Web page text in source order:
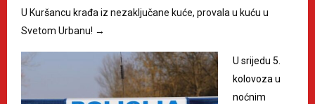
U Kuršancu krađa iz nezaključane kuće, provala u kuću u
Svetom Urbanu! →
U srijedu 5.
kolovoza u
noćnim